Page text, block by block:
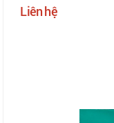
Liên hệ